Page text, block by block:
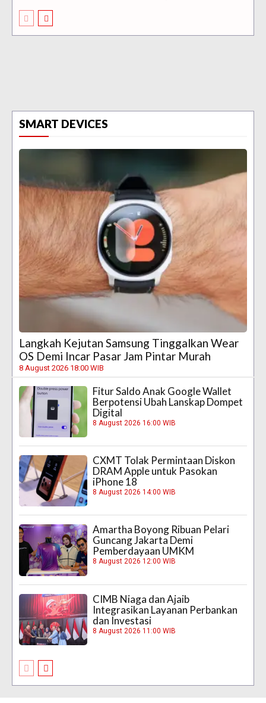
SMART DEVICES
Langkah Kejutan Samsung Tinggalkan Wear
OS Demi Incar Pasar Jam Pintar Murah
8 August 2026 18:00 WIB
Fitur Saldo Anak Google Wallet
Berpotensi Ubah Lanskap Dompet
Digital
8 August 2026 16:00 WIB
CXMT Tolak Permintaan Diskon
DRAM Apple untuk Pasokan
iPhone 18
8 August 2026 14:00 WIB
Amartha Boyong Ribuan Pelari
Guncang Jakarta Demi
Pemberdayaan UMKM
8 August 2026 12:00 WIB
CIMB Niaga dan Ajaib
Integrasikan Layanan Perbankan
dan Investasi
8 August 2026 11:00 WIB